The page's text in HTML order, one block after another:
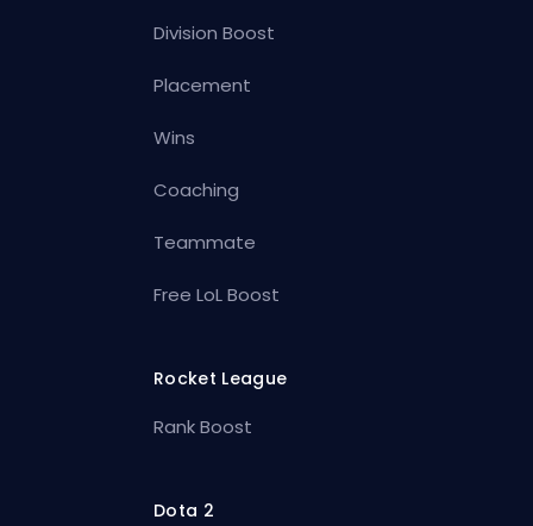
Division Boost
Placement
Wins
Coaching
Teammate
Free LoL Boost
Rocket League
Rank Boost
Dota 2